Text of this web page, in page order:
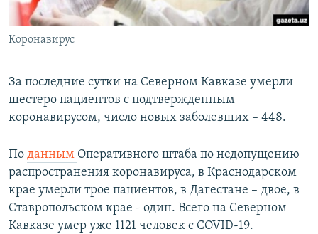
Коронавирус
За последние сутки на Северном Кавказе умерли
шестеро пациентов с подтвержденным
коронавирусом, число новых заболевших – 448.
По данным Оперативного штаба по недопущению
распространения коронавируса, в Краснодарском
крае умерли трое пациентов, в Дагестане – двое, в
Ставропольском крае - один. Всего на Северном
Кавказе умер уже 1121 человек с COVID-19.